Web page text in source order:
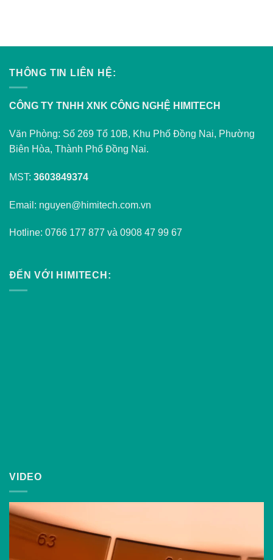
THÔNG TIN LIÊN HỆ:
CÔNG TY TNHH XNK CÔNG NGHỆ HIMITECH
Văn Phòng: Số 269 Tổ 10B, Khu Phố Đồng Nai, Phường
Biên Hòa, Thành Phố Đồng Nai.
MST: 3603849374
Email: nguyen@himitech.com.vn
Hotline: 0766 177 877 và 0908 47 99 67
ĐẾN VỚI HIMITECH:
VIDEO